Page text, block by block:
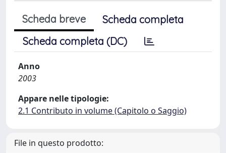
Scheda breve
Scheda completa
Scheda completa (DC)
Anno
2003
Appare nelle tipologie:
2.1 Contributo in volume (Capitolo o Saggio)
File in questo prodotto: